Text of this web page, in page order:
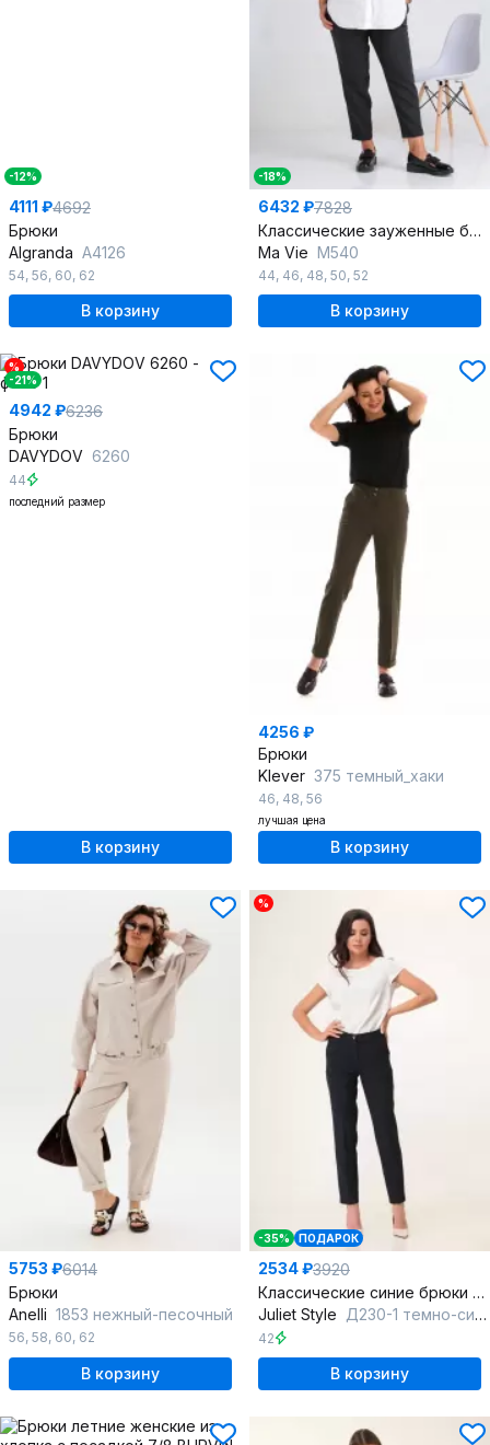
-12%
4111 ₽4692
Брюки
Algranda А4126
54, 56, 60, 62
В корзину
-18%
6432 ₽7828
Классические зауженные брюки из текстиля с карманами
Ma Vie М540
44, 46, 48, 50, 52
В корзину
%
-21%
4942 ₽6236
Брюки
DAVYDOV 6260
44
последний размер
В корзину
4256 ₽
Брюки
Klever 375 темный_хаки
46, 48, 56
лучшая цена
В корзину
5753 ₽6014
Брюки
Anelli 1853 нежный-песочный
56, 58, 60, 62
В корзину
%
-35% ПОДАРОК
2534 ₽3920
Классические синие брюки из текстиля с легким стрейчем
Juliet Style Д230-1 темно-синий
42
В корзину